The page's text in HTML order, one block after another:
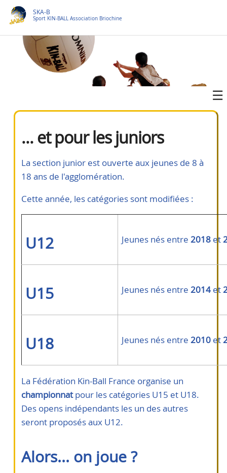
SKA-B
Sport KIN-BALL Association Briochine
... et pour les juniors
La section junior est ouverte aux jeunes de 8 à
18 ans de l'agglomération.
Cette année, les catégories sont modifiées :
U12 Jeunes nés entre 2018 et
U15 Jeunes nés entre 2014 et
U18 Jeunes nés entre 2010 et
La Fédération Kin-Ball France organise un
championnatpour les catégories U15 et U18.
Des opens indépendants les un des autres
seront proposés aux U12.
Alors... on joue ?